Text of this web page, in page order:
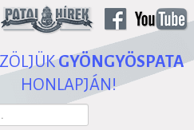
GYÖNGYÖSPATA
HONLAPJÁN!